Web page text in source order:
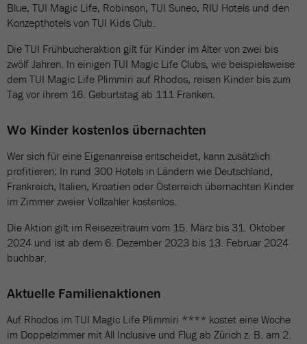
Blue, TUI Magic Life, Robinson, TUI Suneo, RIU Hotels und den
Konzepthotels von TUI Kids Club.
Die TUI Frühbucheraktion gilt für Kinder im Alter von zwei bis
zwölf Jahren. In einigen TUI Magic Life Clubs, wie beispielsweise
dem TUI Magic Life Plimmiri auf Rhodos, reisen Kinder bis zum
Tag vor ihrem 16. Geburtstag ab 111 Franken.
Wo Kinder kostenlos übernachten
Wer sich für eine Eigenanreise entscheidet, kann zusätzlich
profitieren: In rund 300 Hotels in Ländern wie Deutschland,
Frankreich, Italien, Kroatien oder Österreich übernachten Kinder
im Zimmer zweier Vollzahler kostenlos.
Die Aktion gilt im Reisezeitraum vom 15. März bis 31. Oktober
2024 und ist ab dem 6. Dezember 2023 bis 13. Februar 2024
buchbar.
Aktuelle Familienaktionen
Auf Rhodos im TUI Magic Life Plimmiri **** kostet eine Woche
im Doppelzimmer mit All Inclusive und Flug ab Zürich z. B. am 2.